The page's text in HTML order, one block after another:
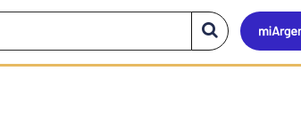
Buscar
en
el